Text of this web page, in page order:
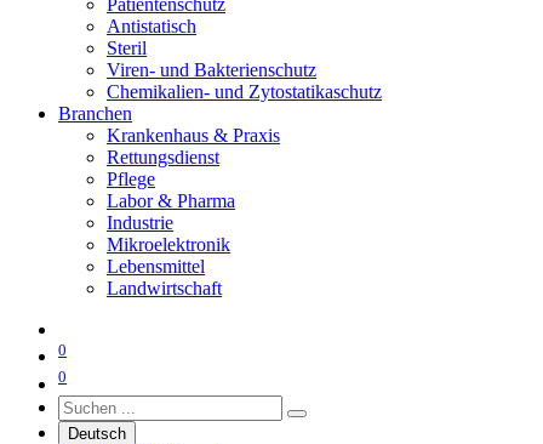
Patientenschutz
Antistatisch
Steril
Viren- und Bakterienschutz
Chemikalien- und Zytostatikaschutz
Branchen
Krankenhaus & Praxis
Rettungsdienst
Pflege
Labor & Pharma
Industrie
Mikroelektronik
Lebensmittel
Landwirtschaft
0
0
Deutsch